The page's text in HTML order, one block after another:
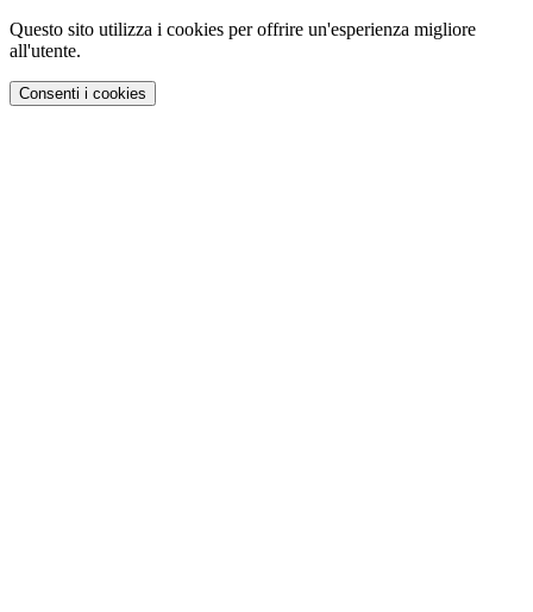
Questo sito utilizza i cookies per offrire un'esperienza migliore
all'utente.
Consenti i cookies